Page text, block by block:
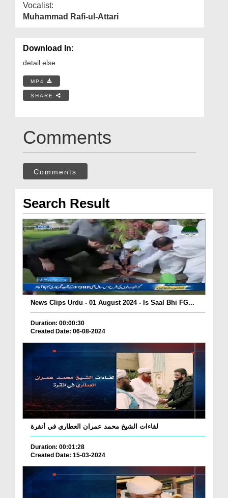
Vocalist:
Muhammad Rafi-ul-Attari
Download In:
detail else
MP4
SHARE
Comments
Comments
Search Result
News Clips Urdu - 01 August 2024 - Is Saal Bhi FG...
Duration: 00:00:30
Created Date: 06-08-2024
لقاءات الشيخ محمد عمران العطاري في أنقرة
Duration: 00:01:28
Created Date: 15-03-2024